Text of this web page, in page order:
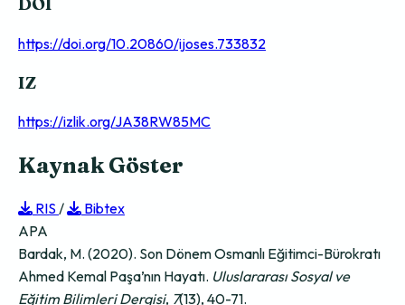
DOI
https://doi.org/10.20860/ijoses.733832
IZ
https://izlik.org/JA38RW85MC
Kaynak Göster
RIS /
Bibtex
APA
Bardak, M. (2020). Son Dönem Osmanlı Eğitimci-Bürokratı
Ahmed Kemal Paşa’nın Hayatı. Uluslararası Sosyal ve
Eğitim Bilimleri Dergisi, 7(13), 40-71.